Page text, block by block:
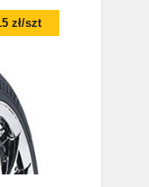
zł/szt